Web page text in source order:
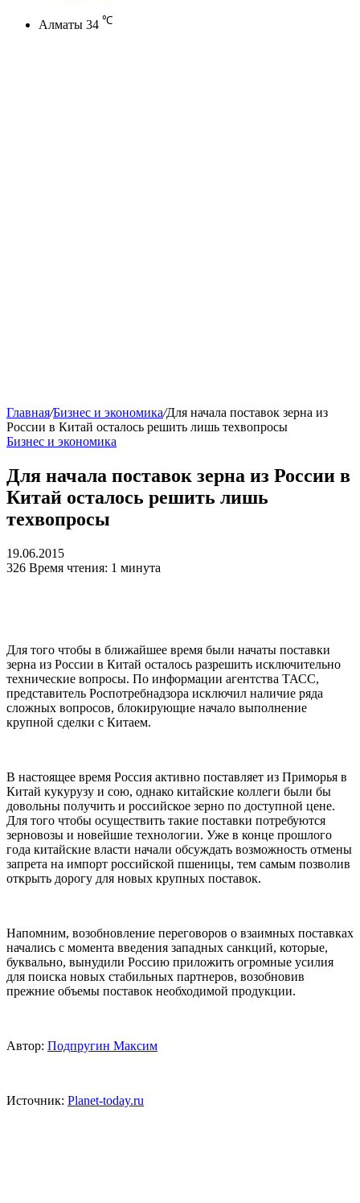
Алматы 34 ℃
Главная/Бизнес и экономика/Для начала поставок зерна из
России в Китай осталось решить лишь техвопросы
Бизнес и экономика
Для начала поставок зерна из России в
Китай осталось решить лишь
техвопросы
19.06.2015
326 Время чтения: 1 минута
Для того чтобы в ближайшее время были начаты поставки
зерна из России в Китай осталось разрешить исключительно
технические вопросы. По информации агентства ТАСС,
представитель Роспотребнадзора исключил наличие ряда
сложных вопросов, блокирующие начало выполнение
крупной сделки с Китаем.
В настоящее время Россия активно поставляет из Приморья в
Китай кукурузу и сою, однако китайские коллеги были бы
довольны получить и российское зерно по доступной цене.
Для того чтобы осуществить такие поставки потребуются
зерновозы и новейшие технологии. Уже в конце прошлого
года китайские власти начали обсуждать возможность отмены
запрета на импорт российской пшеницы, тем самым позволив
открыть дорогу для новых крупных поставок.
Напомним, возобновление переговоров о взаимных поставках
начались с момента введения западных санкций, которые,
буквально, вынудили Россию приложить огромные усилия
для поиска новых стабильных партнеров, возобновив
прежние объемы поставок необходимой продукции.
Автор: Подпругин Максим
Источник: Рlanet-today.ru